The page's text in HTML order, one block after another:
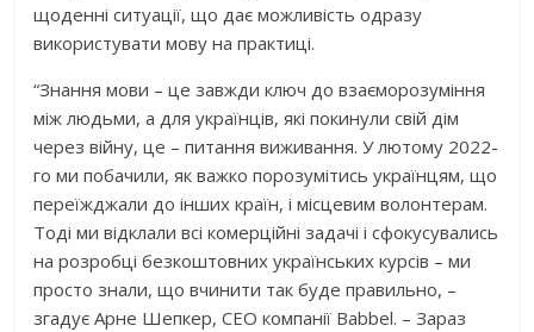
щоденні ситуації, що дає можливість одразу
використувати мову на практиці.
“Знання мови – це завжди ключ до взаєморозуміння
між людьми, а для українців, які покинули свій дім
через війну, це – питання виживання. У лютому 2022-
го ми побачили, як важко порозумітись українцям, що
переїжджали до інших країн, і місцевим волонтерам.
Тоді ми відклали всі комерційні задачі і сфокусувались
на розробці безкоштовних українських курсів – ми
просто знали, що вчинити так буде правильно, –
згадує Арне Шепкер, СЕО компанії Babbel. – Зараз